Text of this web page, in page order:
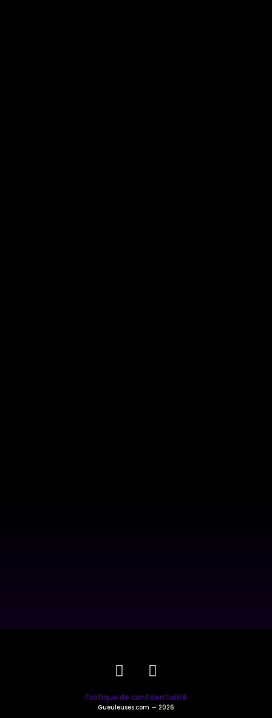
Politique de confidentialité
Gueuleuses.com — 2026